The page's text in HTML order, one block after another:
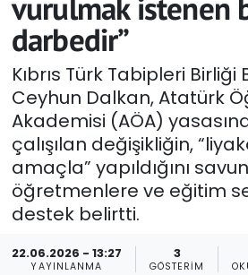
darbedir”
Kıbrıs Türk Tabipleri Birliği
Ceyhun Dalkan, Atatürk
Akademisi (AÖA)
çalışılan değişikliğin,
amaçla” yapıldığını
öğretmenlere ve eğitim
destek belirtti.
22.06.2026 - 13:27
YAYINLANMA
3
GÖSTERIM
GEZİ
Güncel
Gündem
KKTC
KKTC YEREL SEÇİM 2018
Kültür Sanat